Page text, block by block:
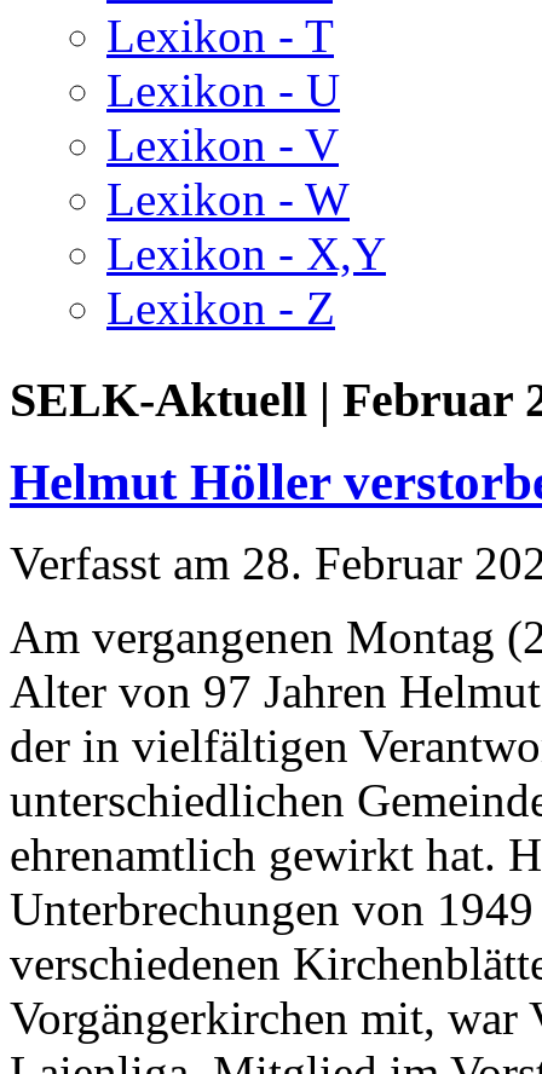
Lexikon - T
Lexikon - U
Lexikon - V
Lexikon - W
Lexikon - X,Y
Lexikon - Z
SELK-Aktuell | Februar
Helmut Höller
Verfasst am 28. Februar
Am vergangenen Montag
Alter von 97 Jahren
der in vielfältigen
unterschiedlichen
ehrenamtlich gewirkt hat.
Unterbrechungen von
verschiedenen
Vorgängerkirchen mit, war